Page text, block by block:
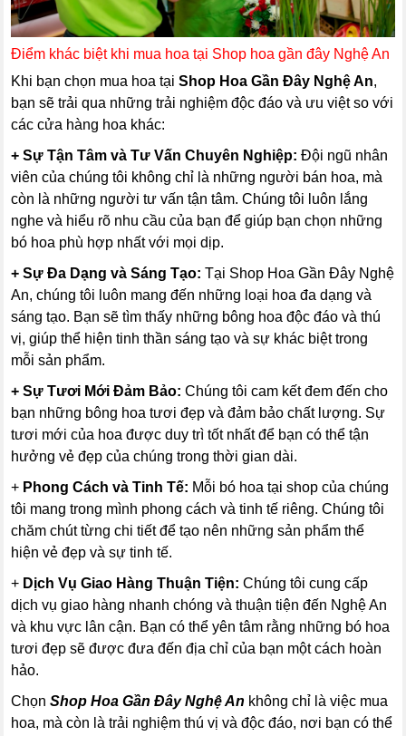
Điểm khác biệt khi mua hoa tại Shop hoa gần đây Nghệ An
Khi bạn chọn mua hoa tạiShop Hoa Gần Đây Nghệ An,
bạn sẽ trải qua những trải nghiệm độc đáo và ưu việt so với
các cửa hàng hoa khác:
+ Sự Tận Tâm và Tư Vấn Chuyên Nghiệp: Đội ngũ nhân
viên của chúng tôi không chỉ là những người bán hoa, mà
còn là những người tư vấn tận tâm. Chúng tôi luôn lắng
nghe và hiểu rõ nhu cầu của bạn để giúp bạn chọn những
bó hoa phù hợp nhất với mọi dịp.
+ Sự Đa Dạng và Sáng Tạo: Tại Shop Hoa Gần Đây Nghệ
An, chúng tôi luôn mang đến những loại hoa đa dạng và
sáng tạo. Bạn sẽ tìm thấy những bông hoa độc đáo và thú
vị, giúp thể hiện tinh thần sáng tạo và sự khác biệt trong
mỗi sản phẩm.
+ Sự Tươi Mới Đảm Bảo: Chúng tôi cam kết đem đến cho
bạn những bông hoa tươi đẹp và đảm bảo chất lượng. Sự
tươi mới của hoa được duy trì tốt nhất để bạn có thể tận
hưởng vẻ đẹp của chúng trong thời gian dài.
+ Phong Cách và Tinh Tế: Mỗi bó hoa tại shop của chúng
tôi mang trong mình phong cách và tinh tế riêng. Chúng tôi
chăm chút từng chi tiết để tạo nên những sản phẩm thể
hiện vẻ đẹp và sự tinh tế.
+ Dịch Vụ Giao Hàng Thuận Tiện: Chúng tôi cung cấp
dịch vụ giao hàng nhanh chóng và thuận tiện đến Nghệ An
và khu vực lân cận. Bạn có thể yên tâm rằng những bó hoa
tươi đẹp sẽ được đưa đến địa chỉ của bạn một cách hoàn
hảo.
Chọn Shop Hoa Gần Đây Nghệ An không chỉ là việc mua
hoa, mà còn là trải nghiệm thú vị và độc đáo, nơi bạn có thể